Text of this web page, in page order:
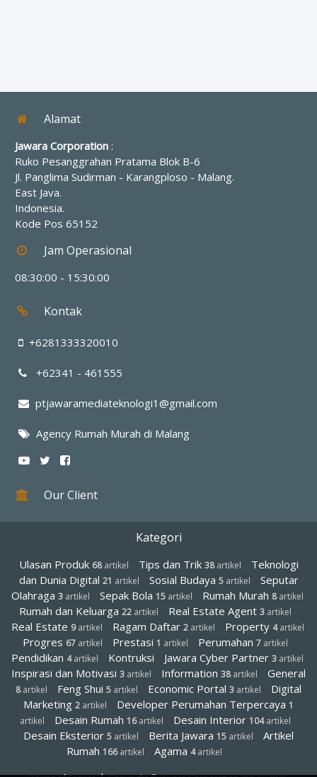
Alamat
Jawara Corporation :
Ruko Pesanggrahan Pratama Blok B-6
Jl. Panglima Sudirman - Karangploso - Malang.
East Java.
Indonesia.
Kode Pos 65152
Jam Operasional
08:30:00 - 15:30:00
Kontak
+6281333320010
+62341 - 461555
ptjawaramediateknologi1@gmail.com
Agency Rumah Murah di Malang
Our Client
Kategori
Ulasan Produk 68artikel Tips dan Trik 38artikel
Teknologi
dan Dunia Digital 21 artikel Sosial Budaya 5artikel
Seputar
Olahraga 3 artikel Sepak Bola 15 artikel Rumah Murah 8artikel
Rumah dan Keluarga 22artikel Real Estate Agent 3artikel
Real Estate 9artikel Ragam Daftar 2 artikel Property 4artikel
Progres 67artikel Prestasi 1 artikel Perumahan 7artikel
Pendidikan 4artikel Kontruksi Jawara Cyber Partner 3 artikel
Inspirasi dan Motivasi 3 artikel Information 38artikel General
8artikel Feng Shui 5 artikel Economic Portal 3 artikel
Digital
Marketing 2 artikel Developer Perumahan Terpercaya 1
artikel
Desain Rumah 16artikel Desain Interior 104artikel
Desain Eksterior 5 artikel Berita Jawara 15 artikel
Artikel
Rumah 166artikel Agama 4artikel